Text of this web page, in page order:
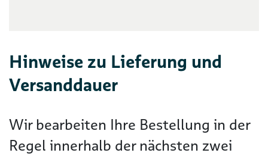
Hinweise zu Lieferung und
Versanddauer
Wir bearbeiten Ihre Bestellung in der
Regel innerhalb der nächsten zwei